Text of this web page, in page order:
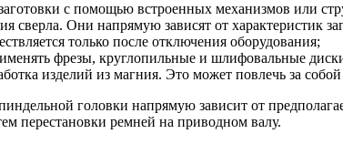
с помощью встроенных механизмов или
сверла. Они напрямую зависят от характеристик
только после отключения оборудования;
фрезы, круглопильные и шлифовальные
изделий из магния. Это может повлечь за собой
головки напрямую зависит от
перестановки ремней на приводном валу.